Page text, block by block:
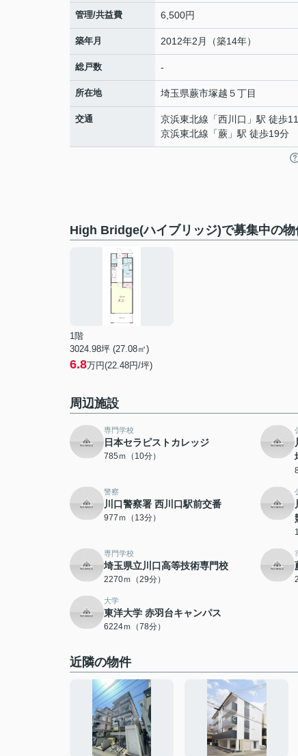
管理/共益費 6,500円
築年月 2012年2月（築14年）
総戸数 -
所在地 埼玉県蕨市塚越 ５丁目
交通 京浜東北線 「西川口 」駅 徒歩
京浜東北線 「蕨 」駅 徒歩19分
High Bridge(ハイブリッジ)で募集中の物
1階
3024.98坪 (27.08㎡)
6.8万円(22.48円/坪)
周辺施設
専門学校
日本セラピストカレッジ
785ｍ（10分）
警察
川口警察署 西川口駅前交番
977ｍ（13分）
専門学校
埼玉県立川口高等技術専門校
2270ｍ（29分）
大学
東洋大学 赤羽台キャンパス
6224ｍ（78分）
近隣の物件